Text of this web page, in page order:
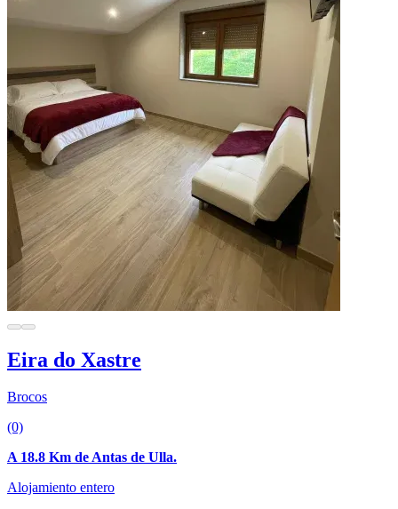
Eira do Xastre
Brocos
(0)
A 18.8 Km de Antas de Ulla.
Alojamiento entero